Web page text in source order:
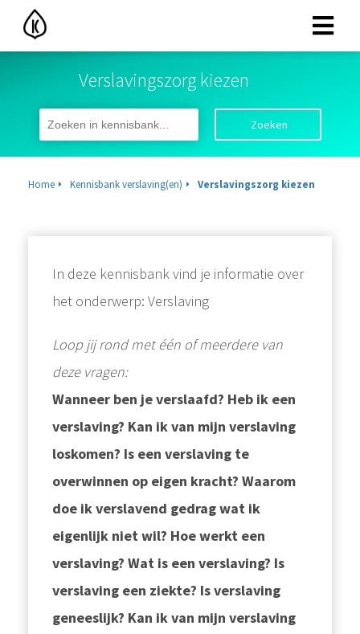
Verslavingszorg kiezen
Zoeken
Home Kennisbank verslaving(en) Verslavingszorg kiezen
In deze kennisbank vind je informatie over
het onderwerp: Verslaving
Loop jij rond met één of meerdere van
deze vragen:
Wanneer ben je verslaafd? Heb ik een
verslaving? Kan ik van mijn verslaving
loskomen? Is een verslaving te
overwinnen op eigen kracht? Waarom
doe ik verslavend gedrag wat ik
eigenlijk niet wil? Hoe werkt een
verslaving? Wat is een verslaving? Is
verslaving een ziekte? Is verslaving
geneeslijk? Kan ik van mijn verslaving